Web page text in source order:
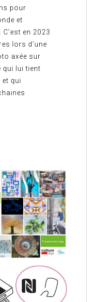
pour
et
en 2023
lors d’une
axée sur
qui lui tient
qui